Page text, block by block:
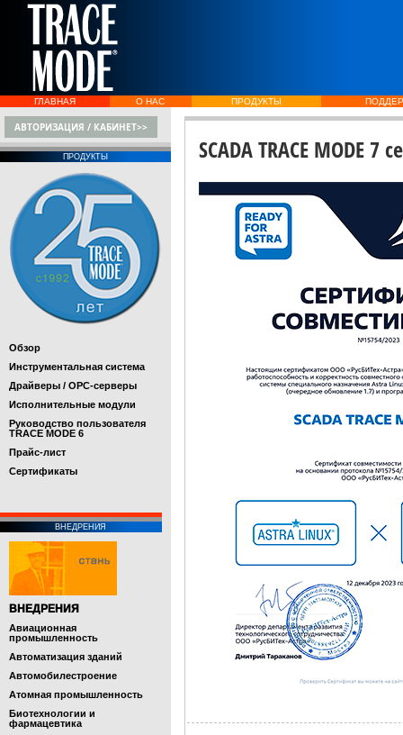
ГЛАВНАЯ О НАС ПРОДУКТЫ
АВТОРИЗАЦИЯ / КАБИНЕТ>>
ПРОДУКТЫ
Обзор
Инструментальная система
Драйверы / OPC-серверы
Исполнительные модули
Руководство пользователя
TRACE MODE 6
Прайс-лист
Cертификаты
ВНЕДРЕНИЯ
ВНЕДРЕНИЯ
Авиационная
промышленность
Автоматизация зданий
Автомобилестроение
Атомная промышленность
Биотехнологии и
фармацевтика
SCADA TRACE MODE